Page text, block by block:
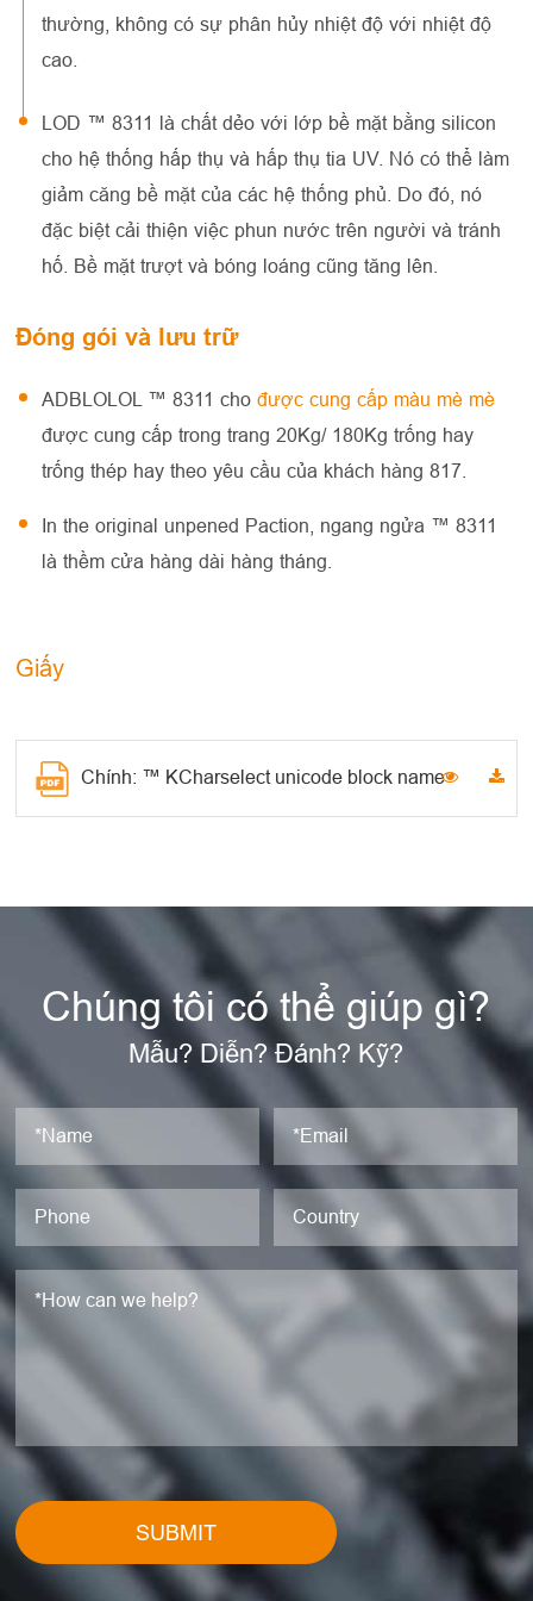
thường, không có sự phân hủy nhiệt độ với nhiệt độ
cao.
LOD ™ 8311 là chất dẻo với lớp bề mặt bằng silicon
cho hệ thống hấp thụ và hấp thụ tia UV. Nó có thể làm
giảm căng bề mặt của các hệ thống phủ. Do đó, nó
đặc biệt cải thiện việc phun nước trên người và tránh
hố. Bề mặt trượt và bóng loáng cũng tăng lên.
Đóng gói và lưu trữ
ADBLOLOL ™ 8311 chođược cung cấp màu mè mè
được cung cấp trong trang 20Kg/ 180Kg trống hay
trống thép hay theo yêu cầu của khách hàng 817.
In the original unpened Paction, ngang ngửa ™ 8311
là thềm cửa hàng dài hàng tháng.
Giấy
Chính: ™ KCharselect unicode block name
Chúng tôi có thể giúp gì?
Mẫu? Diễn? Đánh? Kỹ?
SUBMIT